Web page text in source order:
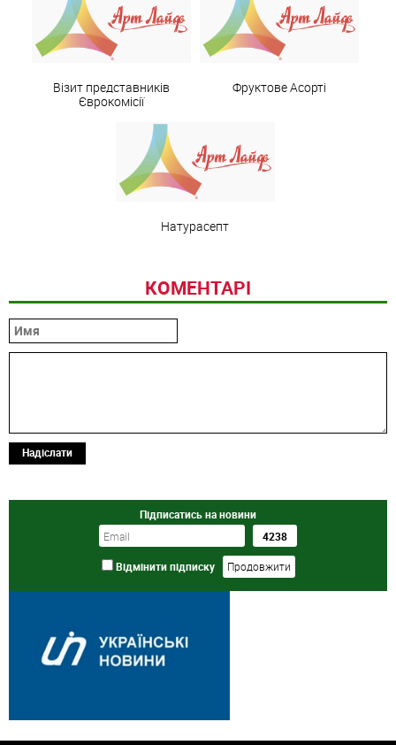
Візит представників
Єврокомісії
Фруктове Асорті
Натурасепт
КОМЕНТАРІ
Надіслати
Підписатись на новини
Відмінити підписку